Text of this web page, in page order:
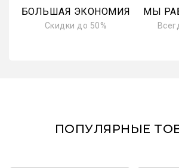
БОЛЬШАЯ ЭКОНОМИЯ
Скидки до 50%
МЫ
ПОПУЛЯРНЫЕ